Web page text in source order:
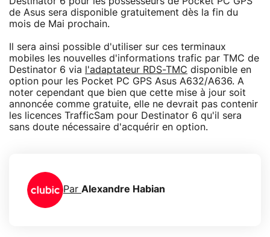
de Asus sera disponible gratuitement dès la fin du
mois de Mai prochain.
Il sera ainsi possible d'utiliser sur ces terminaux
mobiles les nouvelles d'informations trafic par TMC de
Destinator 6 via
l'adaptateur RDS-TMC disponible en
option pour les Pocket PC GPS Asus A632/A636. A
noter cependant que bien que cette mise à jour soit
annoncée comme gratuite, elle ne devrait pas contenir
les licences TrafficSam pour Destinator 6 qu'il sera
sans doute nécessaire d'acquérir en option.
Par Alexandre Habian